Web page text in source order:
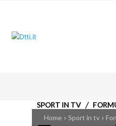
Home Sport in tv
SPORT IN TV